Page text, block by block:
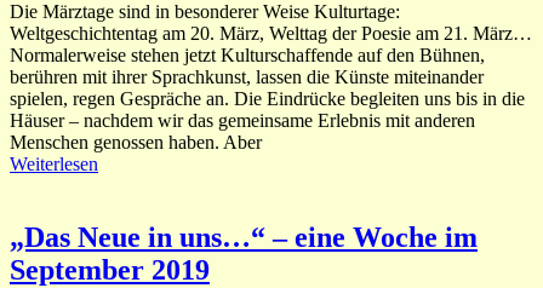
Die Märztage sind in besonderer Weise Kulturtage:
Weltgeschichtentag am 20. März, Welttag der Poesie am 21. März…
Normalerweise stehen jetzt Kulturschaffende auf den Bühnen,
berühren mit ihrer Sprachkunst, lassen die Künste miteinander
spielen, regen Gespräche an. Die Eindrücke begleiten uns bis in die
Häuser – nachdem wir das gemeinsame Erlebnis mit anderen
Menschen genossen haben. Aber
Weiterlesen
„Das Neue in uns…“ – eine Woche im
September 2019